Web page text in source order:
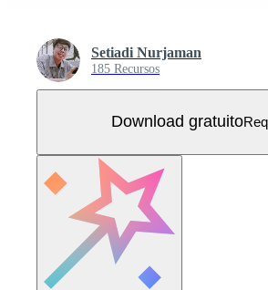
Setiadi Nurjaman
185 Recursos
Download gratuito